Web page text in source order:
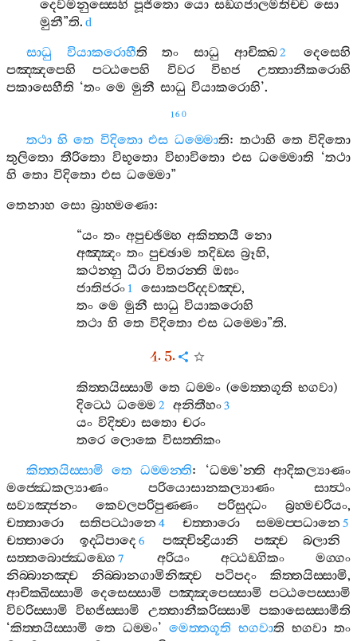
දෙවමනුස‍්සෙහි පූජිතො යො සඞ‍්ගජාලමතිච‍්ච සො
මුනී”ති. d
සාධු වියාකරොහීති තං සාධු ආචික‍්ඛ2
දෙසෙහි
පඤ‍්ඤපෙහි
පට‍්ඨපෙහි විවර විභජ
උත‍්තානීකරොහි
පකාසෙහීති ‘තං මෙ මුනී සාධු වියාකරොහි’.
160
තථා හි තෙ විදිතො එස ධම‍්මොති:තථාහි තෙ විදිතො
තුලිතො තීරිතො විභූතො විභාවිතො එස ධම‍්මොති ‘තථා
හි තො විදිතො එස ධම‍්මො”
තෙනාහ සො බ්‍රාහ‍්මණො:
“යං තං අපුච‍්ඡිම‍්හ අකිත‍්තයී නො
අඤ‍්ඤං තං පුච‍්ඡාම තදිඞ‍්ඝ බ්‍රූහි,
කථන‍්නු ධීරා විතරන‍්ති ඔඝං
ජාතිජරං 1 සොකපරිද‍්දවඤ‍්ච,
තං මෙ මුනී සාධු වියාකරොහි
තථා හි තෙ විදිතො එස ධම‍්මො”ති.
4. 5.
කිත‍්තයිස‍්සාමි තෙ ධම‍්මං (මෙත‍්තගූති භගවා)
දිට‍්ඨෙ ධම‍්මෙ 2 අනිතීහං3
යං විදිත්‍වා සතො චරං
තරෙ ලොකෙ විසත‍්තිකං
කිත‍්තයිස‍්සාමි තෙ ධම‍්මන‍්ති: ‘ධම‍්ම’න‍්ති ආදිකල්‍යාණං
මජ‍්ඣෙකල්‍යාණං
පරියොසානකල්‍යාණං
සාත්‍ථං
සව්‍යඤ‍්ජනං
කෙවලපරිපුණ‍්ණං පරිසුද‍්ධං බ්‍රහ‍්මචරියං,
චත‍්තාරො
සතිපට‍්ඨානෙ 4 චත‍්තාරො සම‍්මප‍්පධානෙ 5
චත‍්තාරො ඉද‍්ධිපාදෙ 6 පඤ‍්චින්‍ද්‍රියානි පඤ‍්ච
බලානි
සත‍්තබොජ‍්ඣඞ‍්ගෙ 7 අරියං අට‍්ඨඞ‍්ගිකං
මග‍්ගං
නිබ‍්බානඤ‍්ච
නිබ‍්බානගාමිනිඤ‍්ච පටිපදං කිත‍්තයිස‍්සාමි,
ආචික‍්ඛිස‍්සාමි දෙසෙස‍්සාමි පඤ‍්ඤපෙස‍්සාමි පට‍්ඨපෙස‍්සාමි
විවරිස‍්සාමි විභජිස‍්සාමි උත‍්තානීකරිස‍්සාමි පකාසෙස‍්සාමීති
‘කිත‍්තයිස‍්සාමි තෙ ධම‍්මං’ මෙත‍්තගූති භගවාති භගවා තං